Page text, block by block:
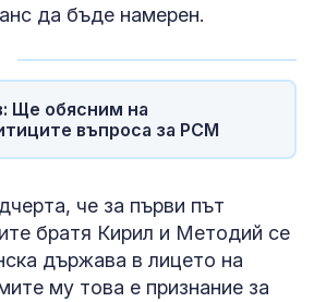
да бъде намерен.
Ще обясним на
въпроса за РСМ
че за първи път
братя Кирил и Методий се
държава в лицето на
му това е признание за